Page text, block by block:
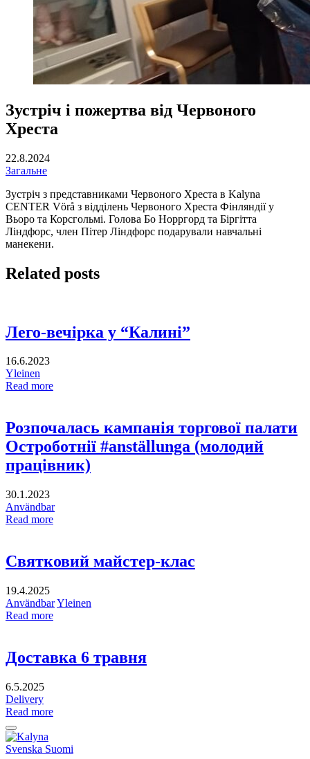
Зустріч і пожертва від Червоного
Хреста
22.8.2024
Загальне
Зустріч з представниками Червоного Хреста в Kalyna
CENTER Vörå з відділень Червоного Хреста Фінляндії у
Вьоро та Корсгольмі. Голова Бо Норргорд та Біргітта
Ліндфорс, член Пітер Ліндфорс подарували навчальні
манекени.
Related posts
Лего-вечірка у “Калині”
16.6.2023
Yleinen
Read more
Розпочалась кампанія торгової палати
Остроботнії #anställunga (молодий
працівник)
30.1.2023
Användbar
Read more
Святковий майстер-клас
19.4.2025
AnvändbarYleinen
Read more
Доставка 6 травня
6.5.2025
Delivery
Read more
Back
to
top
Social
Svenska Suomi